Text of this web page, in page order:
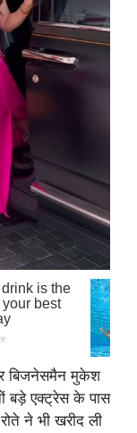
बिजनेसमैन मुकेश
बड़े एक्ट्रेस के पास
ने भी खरीद ली